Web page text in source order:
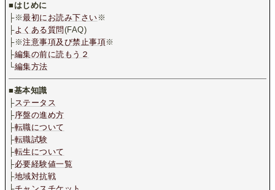
■ はじめに
├※最初にお読み下さい ※
├よくある質問(FAQ)
├※注意事項及び禁止事項※
├編集の前に読もう２
└編集方法
■基本知識
├ステータス
├序盤の進め方
├転職について
├転職試験
├転生について
├必要経験値一覧
├地域対抗戦